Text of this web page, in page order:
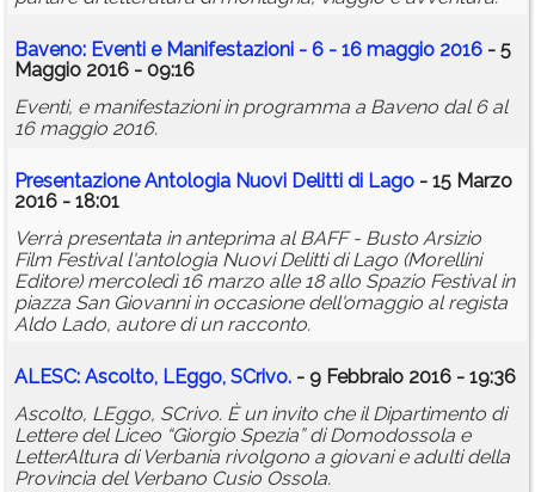
Baveno: Eventi e Manifestazioni - 6 - 16 maggio 2016 - 5
Maggio 2016 - 09:16
Eventi, e manifestazioni in programma a Baveno dal 6 al
16 maggio 2016.
Presentazione Antologia Nuovi Delitti di Lago - 15 Marzo
2016 - 18:01
Verrà presentata in anteprima al BAFF - Busto Arsizio
Film Festival l'antologia Nuovi Delitti di Lago (Morellini
Editore) mercoledì 16 marzo alle 18 allo Spazio Festival in
piazza San Giovanni in occasione dell'omaggio al regista
Aldo Lado, autore di un racconto.
ALESC: Ascolto, LEggo, SCrivo. - 9 Febbraio 2016 - 19:36
Ascolto, LEggo, SCrivo. È un invito che il Dipartimento di
Lettere del Liceo “Giorgio Spezia” di Domodossola e
LetterAltura di Verbania rivolgono a giovani e adulti della
Provincia del Verbano Cusio Ossola.